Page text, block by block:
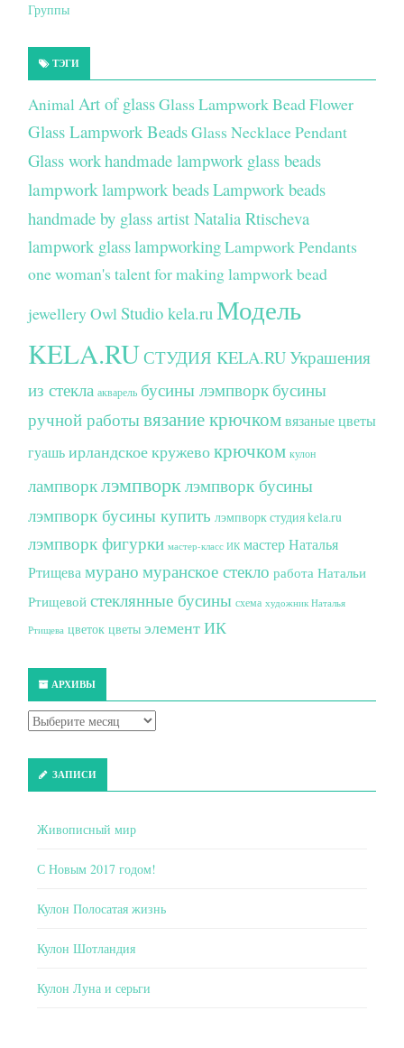
Группы
ТЭГИ
Animal Art of glassGlass Lampwork Bead Flower
Glass Lampwork BeadsGlass Necklace Pendant
Glass workhandmade lampwork glass beads
lampworklampwork beadsLampwork beads
handmade by glass artist Natalia Rtischeva
lampwork glasslampworkingLampwork Pendants
one woman's talent for making lampwork bead
jewelleryOwlStudio kela.ru Модель
KELA.RUСТУДИЯ KELA.RUУкрашения
из стекла акварель бусины лэмпворк бусины
ручной работывязание крючкомвязаные цветы
гуашьирландское кружевокрючком кулон
лампворклэмпворклэмпворк бусины
лэмпворк бусины купить лэмпворк студия kela.ru
лэмпворк фигурки мастер-класс ИК мастер Наталья
Ртищевамурано муранское стекло работа Натальи
Ртищевой стеклянные бусины схема художник Наталья
Ртищева цветок цветы элемент ИК
АРХИВЫ
ЗАПИСИ
Живописный мир
С Новым 2017 годом!
Кулон Полосатая жизнь
Кулон Шотландия
Кулон Луна и серьги